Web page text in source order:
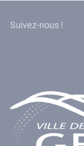
Suivez-nous !